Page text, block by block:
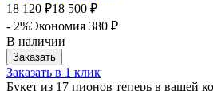
18 120 ₽18 500 ₽
- 2%Экономия 380 ₽
В наличии
Заказать
Заказать в 1 клик
Букет из 17 пионов теперь в вашей